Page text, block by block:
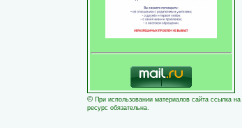
© При использовании материалов сайта ссылка на
ресурс обязательна.